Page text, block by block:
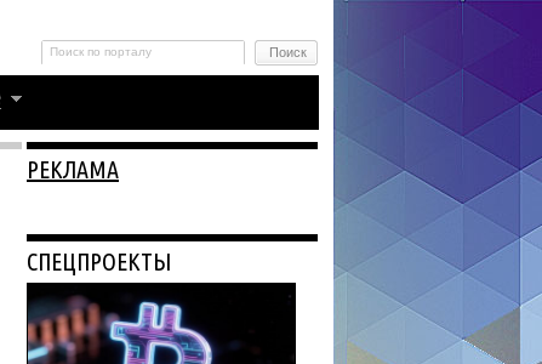
РЕКЛАМА
СПЕЦПРОЕКТЫ